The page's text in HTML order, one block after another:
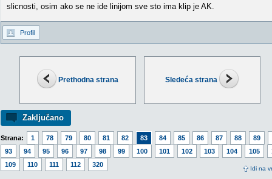
Prethodna strana Sledeća strana
Zaključano
Strana: 1 78 79 80 81 82 83 84 85 86 87 88
89
93
94 95 96 97 98 99 100 101 102 103 104 105
109
110 111 112 320
Idi na
slicnosti, osim ako se ne ide linijom sve sto ima klip je AK.
Profil